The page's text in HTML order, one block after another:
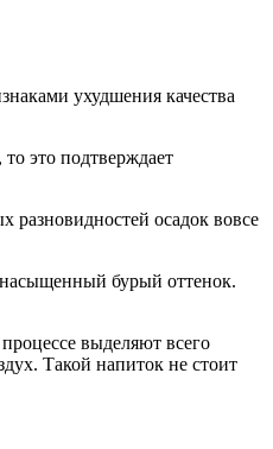
ухудшения качества
это подтверждает
разновидностей осадок вовсе
насыщенный бурый оттенок.
выделяют всего
Такой напиток не стоит